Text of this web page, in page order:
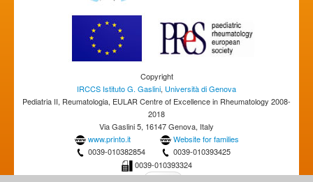
Copyright
IRCCS Istituto G. Gaslini, Università di Genova
Pediatria II, Reumatologia, EULAR Centre of Excellence in Rheumatology 2008-
2018
Via Gaslini 5, 16147 Genova, Italy
www.printo.it
Website for families
0039-010382854
0039-010393425
0039-010393324